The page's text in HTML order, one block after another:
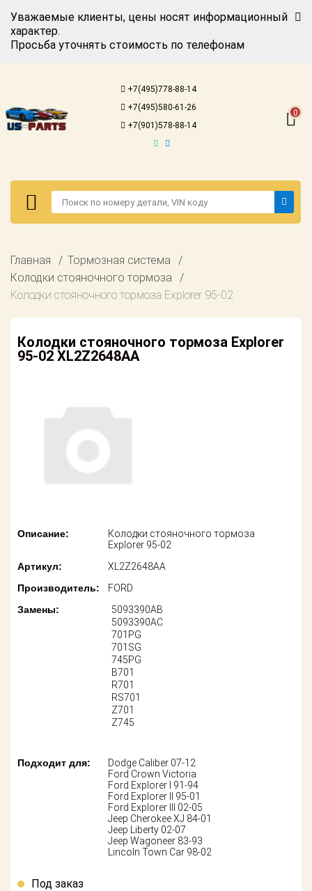
Уважаемые клиенты, цены носят информационный
характер.
Просьба уточнять стоимость по телефонам
+7(495)778-88-14
+7(495)580-61-26
+7(901)578-88-14
0
Авторизация
американских
автомобилей
запросу
техобслуживание
Оплата
Возврат
Регистрация
американских
Онлайн каталоги
Доставка
Оплата
Возврат
Как оформить
Главная
Тормозная система
Колодки стояночного тормоза
Колодки стояночного тормоза Explorer 95-02
Колодки стояночного тормоза Explorer
95-02 XL2Z2648AA
Описание:
Колодки стояночного тормоза
Explorer 95-02
Артикул:
XL2Z2648AA
Производитель:
FORD
Замены:
5093390AB
5093390AC
701PG
701SG
745PG
B701
R701
RS701
Z701
Z745
Подходит для:
Dodge Caliber 07-12
Ford Crown Victoria
Ford Explorer I 91-94
Ford Explorer II 95-01
Ford Explorer III 02-05
Jeep Cherokee XJ 84-01
Jeep Liberty 02-07
Jeep Wagoneer 83-93
Lincoln Town Car 98-02
Под заказ